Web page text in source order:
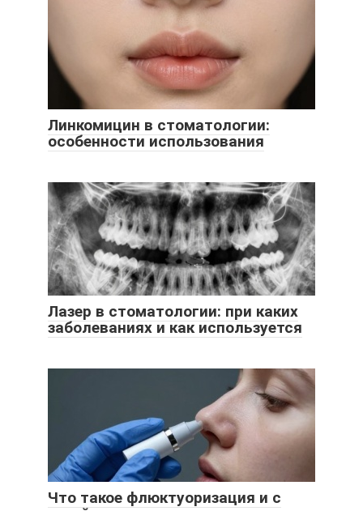
Линкомицин в стоматологии:
особенности использования
Лазер в стоматологии: при каких
заболеваниях и как используется
Что такое флюктуоризация и с